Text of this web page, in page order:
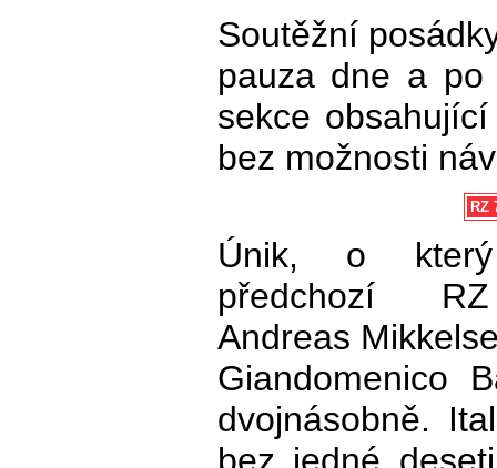
Soutěžní
pauza dne a po
sekce
bez možnosti
RZ
Únik, o
předchozí
Andreas
Giandomenico
dvojnásobně.